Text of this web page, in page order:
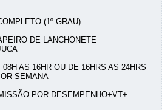
(1º GRAU)
DE LANCHONETE
AS 16HR OU DE 16HRS AS 24HRS
SEMANA
POR DESEMPENHO+VT+